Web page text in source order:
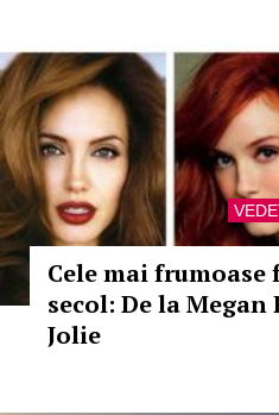
Cele mai frumoase
secol: De la
Jolie